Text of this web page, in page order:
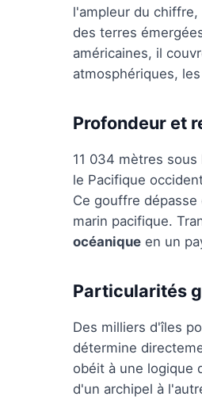
l'ampleur du
des terres
américaines, il
atmosphériques,
Profondeur et
11 034 mètres
le Pacifique
Ce gouffre
marin pacifique.
océanique en un
Particularités
Des milliers d'îles
détermine
obéit à une logique
d'un archipel à